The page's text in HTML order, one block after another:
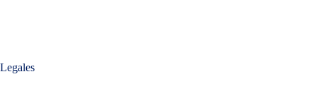
Legales